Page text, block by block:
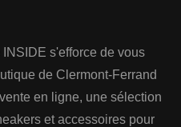
s'efforce de vous
de Clermont-Ferrand
en ligne, une sélection
et accessoires pour